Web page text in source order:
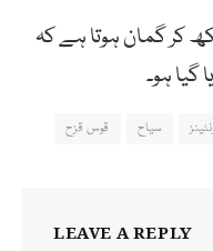
کر گمان ہوتا ہے کہ
ہو۔
سیاح
قوس قزح
LEAVE A REPLY